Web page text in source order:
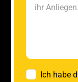
Ich habe